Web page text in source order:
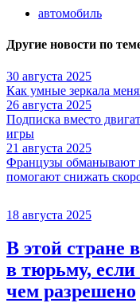
автомобиль
Другие новости по
30 августа 2025
Как умные зеркала
26 августа 2025
Подписка вместо
игры
21 августа 2025
Французы обманывают
помогают снижать
18 августа 2025
В этой стране
в тюрьму, если
чем разрешено